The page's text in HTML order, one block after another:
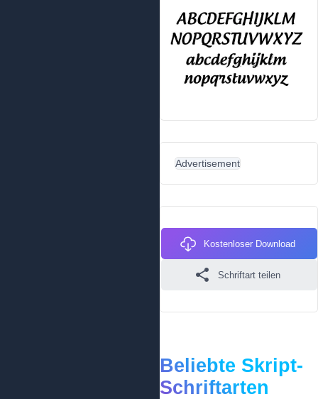
Advertisement
Kostenloser Download
Schriftart teilen
Beliebte Skript-
Schriftarten